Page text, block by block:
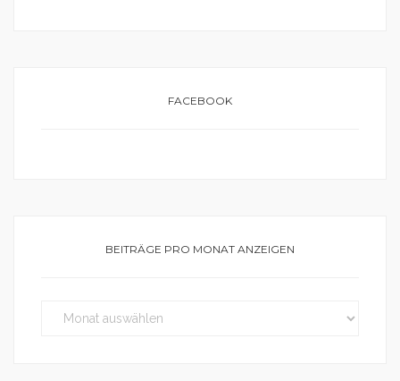
FACEBOOK
BEITRÄGE PRO MONAT ANZEIGEN